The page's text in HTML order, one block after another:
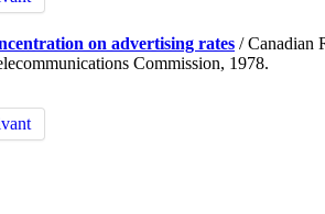
on advertising rates / Canadian
Commission, 1978.